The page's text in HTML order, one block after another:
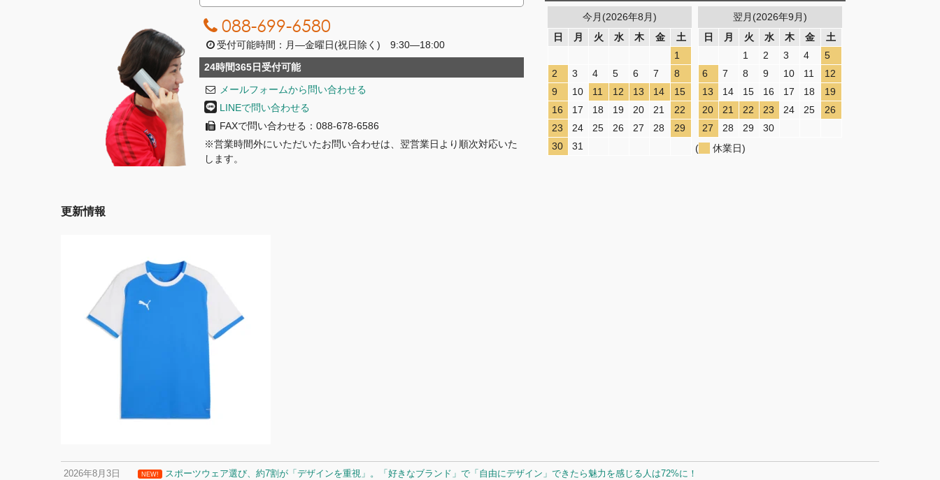
088-699-6580
受付可能時間：月―金曜日(祝日除く) 9:30―18:00
24時間365日受付可能
メールフォームから問い合わせる
LINEで問い合わせる
FAXで問い合わせる：088-678-6586
※営業時間外にいただいたお問い合わせは、翌営業日より順次対応いた
します。
今月(2026年8月)
日
月 火 水 木 金
土
1
2
3 4 5 6 7
8
9
10 11 12 13 14
15
16
17 18 19 20 21
22
23
24 25 26 27 28
29
30
31
翌月(2026年9月)
日
月 火 水 木 金
土
1
2 3 4
5
6
7 8 9 10 11
12
13
14 15 16 17 18
19
20
21 22 23 24 25
26
27
28 29
30
(
休業日)
更新情報
2026年8月3日 NEW! スポーツウェア選び、約7割が「デザインを重視」。「好きなブランド」で「自由にデザイン」できたら魅力を感じる人は72%に！